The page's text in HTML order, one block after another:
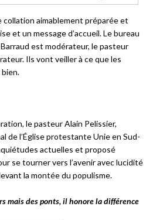
collation aimablement préparée et
et un message d’accueil. Le bureau
est modérateur, le pasteur
Ils vont veiller à ce que les
le pasteur Alain Pelissier,
de l’Église protestante Unie en Sud-
actuelles et proposé
se tourner vers l’avenir avec lucidité
la montée du populisme.
mais des ponts, il honore la différence